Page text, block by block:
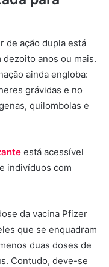
de ação dupla está
anos ou mais.
ainda engloba:
grávidas e no
quilombolas e
está acessível
indivíduos com
da vacina Pfizer
que se enquadram
duas doses de
Contudo, deve-se